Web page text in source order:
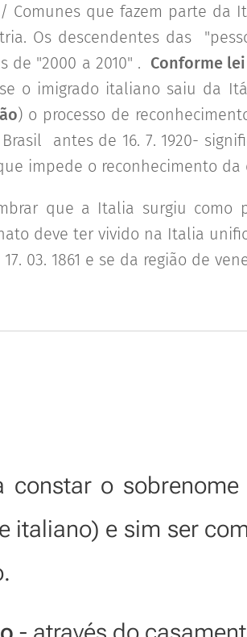
Comunes que fazem parte da
Os descendentes das
de "2000 a 2010" . Conforme
o imigrado italiano saiu da
) o processo de
antes de 16. 7. 1920-
impede o reconhecimento
que a Italia surgiu como
deve ter vivido na Italia
03. 1861 e se da região de
constar o
italiano) e sim ser